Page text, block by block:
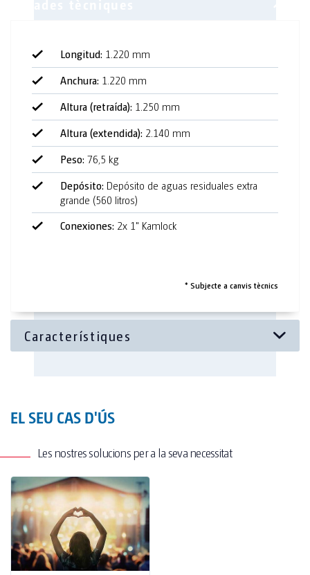
Longitud: 1.220 mm
Anchura: 1.220 mm
Altura (retraída): 1.250 mm
Altura (extendida): 2.140 mm
Peso: 76,5 kg
Depósito: Depósito de aguas residuales extra
grande (560 litros)
Conexiones: 2x 1" Kamlock
* Subjecte a canvis tècnics
4 urinarios
4 dispensadores de desinfectante
Suelo antideslizante
Paredes de protección de la intimidad
extensibles/retráctiles
Apilable
EL SEU CAS D'ÚS
Les nostres solucions per a la seva necessitat